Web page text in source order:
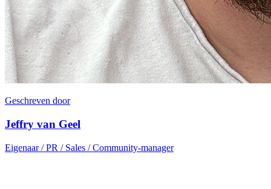
Geschreven door
Jeffry van Geel
Eigenaar / PR / Sales / Community-manager